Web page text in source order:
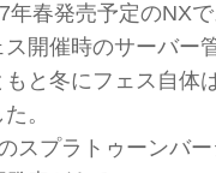
年春発売予定のNX
ス開催時のサーバー
もと冬にフェス自体
。
スプラトゥーンバ